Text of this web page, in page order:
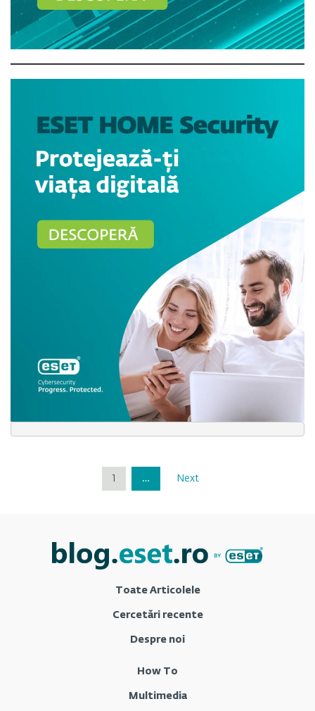
1 … Next
Toate Articolele
Cercetări recente
Despre noi
How To
Multimedia